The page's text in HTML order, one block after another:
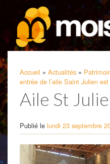
Accueil » Actualités »
entrée de l’aile Saint Julien
Aile St
Publié le lundi 23 septembre